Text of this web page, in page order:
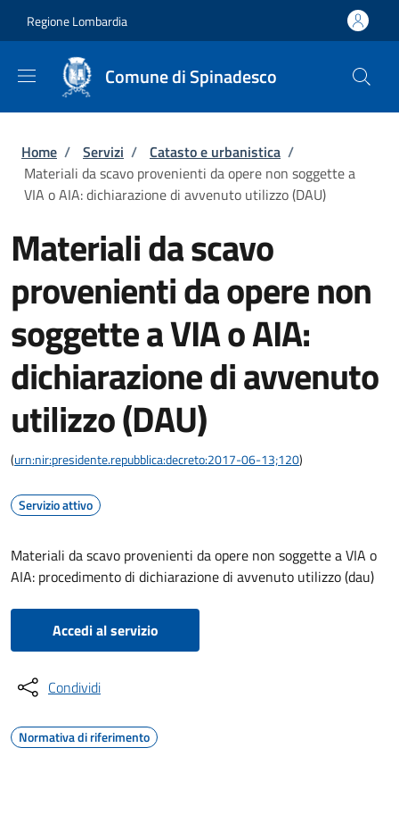
Regione Lombardia
Comune di Spinadesco
Briciole di pane
Home / Servizi / Catasto e urbanistica /
Materiali da scavo provenienti da opere non soggette a
VIA o AIA: dichiarazione di avvenuto utilizzo (DAU)
Materiali da scavo
provenienti da opere non
soggette a VIA o AIA:
dichiarazione di avvenuto
utilizzo (DAU)
(urn:nir:presidente.repubblica:decreto:2017-06-13;120)
Servizio attivo
Materiali da scavo provenienti da opere non soggette a VIA o
AIA: procedimento di dichiarazione di avvenuto utilizzo (dau)
Accedi al servizio
Condividi
Normativa di riferimento